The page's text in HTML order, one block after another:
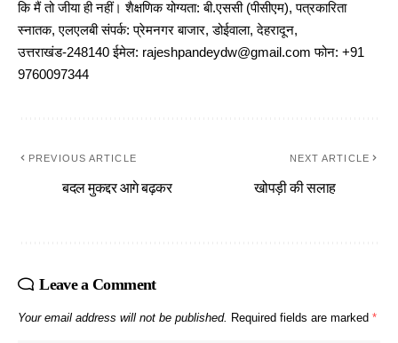
कि मैं तो जीया ही नहीं। शैक्षणिक योग्यता: बी.एससी (पीसीएम), पत्रकारिता
स्नातक, एलएलबी संपर्क: प्रेमनगर बाजार, डोईवाला, देहरादून,
उत्तराखंड-248140 ईमेल: rajeshpandeydw@gmail.com फोन: +91
9760097344
PREVIOUS ARTICLE
बदल मुकद्दर आगे बढ़कर
NEXT ARTICLE
खोपड़ी की सलाह
Leave a Comment
Your email address will not be published. Required fields are marked *